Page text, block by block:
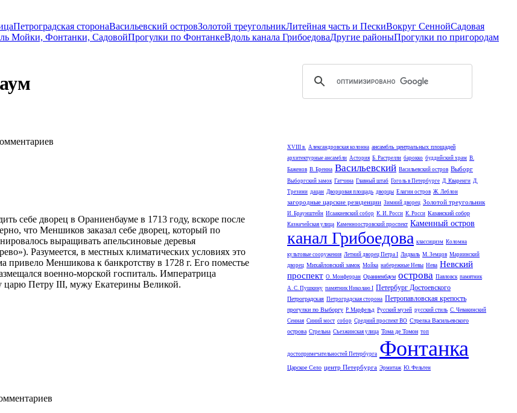
Петроградская сторонаВасильевский островЗолотой треугольникЛитейная часть и ПескиВокруг СеннойСадовая
Мойки, Фонтанки, СадовойПрогулки по ФонтанкеВдоль канала ГрибоедоваДругие районыПрогулки по пригородам
себе дворец в Ораниенбауме в 1713 году, вскоре после
что Меншиков заказал себе дворец, который по
выращивать апельсиновые деревья
Разумеется, в местных климатических условиях это
привело Меншикова к банкротству в 1728 г. Его поместье
военно-морской госпиталь. Императрица
царю Петру III, мужу Екатерины Великой.
XVIII в. Александровская колонна ансамбль центральных площадей
архитектурные ансамбли Астория Б. Растрелли барокко буддийский храм В.
Баженов В. Бренна Васильевский Васильевский остров Выборг
Выборгский замок Гатчина Главный штаб Гоголь в Петербурге Д. Кваренги Д.
Трезини дацан Дворцовая площадь дворцы Елагин остров Ж. Леблон
загородные царские резиденции Зимний дворец Золотой треугольник
И. Браунштейн Исаакиевский собор К. И. Росси К. Росси Казанский собор
Казначейская улица Каменноостровский проспект Каменный остров
канал Грибоедова классицизм Коломна
культовые сооружения Летний дворец Петра I Лидваль М. Земцов Мариинский
дворец Михайловский замок Мойка набережные Невы Нева Невский
проспект О. Монферран Ораниенбаум острова Павловск памятник
А. С. Пушкину памятник Николаю I Петербург Достоевского
Петроградская Петроградская сторона Петропавловская крепость
прогулки по Выборгу Р. Марфельд Русский музей русский стиль С. Чевакинский
Сенная Синий мост собор Средний проспект ВО Стрелка Васильевского
острова Стрельна Съезжинская улица Тома де Томон топ
достопримечательностей Петербурга Фонтанка
Царское Село центр Петербурга Эрмитаж Ю. Фельтен